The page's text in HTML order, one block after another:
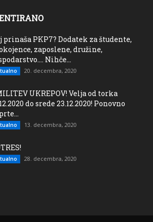
prinaša PKP7? Dodatek za študente,
zaposlene, družine,
Nihče...
20. decembra, 2020
UKREPOV! Velja od torka
do srede 23.12.2020! Ponovno
13. decembra, 2020
28. decembra, 2020